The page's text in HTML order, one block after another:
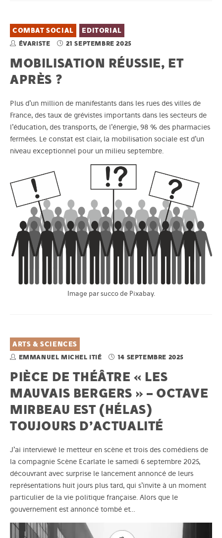
COMBAT SOCIAL EDITORIAL
ÉVARISTE 21 SEPTEMBRE 2025
MOBILISATION RÉUSSIE, ET
APRÈS ?
Plus d’un million de manifestants dans les rues des villes de
France, des taux de grévistes importants dans les secteurs de
l’éducation, des transports, de l’énergie, 98 % des pharmacies
fermées. Le constat est clair, la mobilisation sociale est d’un
niveau exceptionnel pour un milieu septembre.
Image par succo de Pixabay.
ARTS & SCIENCES
EMMANUEL MICHEL ITIÉ 14 SEPTEMBRE 2025
PIÈCE DE THÉÂTRE « LES
MAUVAIS BERGERS » – OCTAVE
MIRBEAU EST (HÉLAS)
TOUJOURS D’ACTUALITÉ
J’ai interviewé le metteur en scène et trois des comédiens de
la compagnie Scène Ecarlate le samedi 6 septembre 2025,
découvrant avec surprise le lancement annoncé de leurs
représentations huit jours plus tard, qui s’invite à un moment
particulier de la vie politique française. Alors que le
gouvernement est annoncé tombé et…